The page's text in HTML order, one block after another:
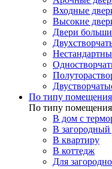
Входные
Высокие
Двери
По типу помещения
По типу помещения
В дом с
В
В квартиру
В коттедж
Для